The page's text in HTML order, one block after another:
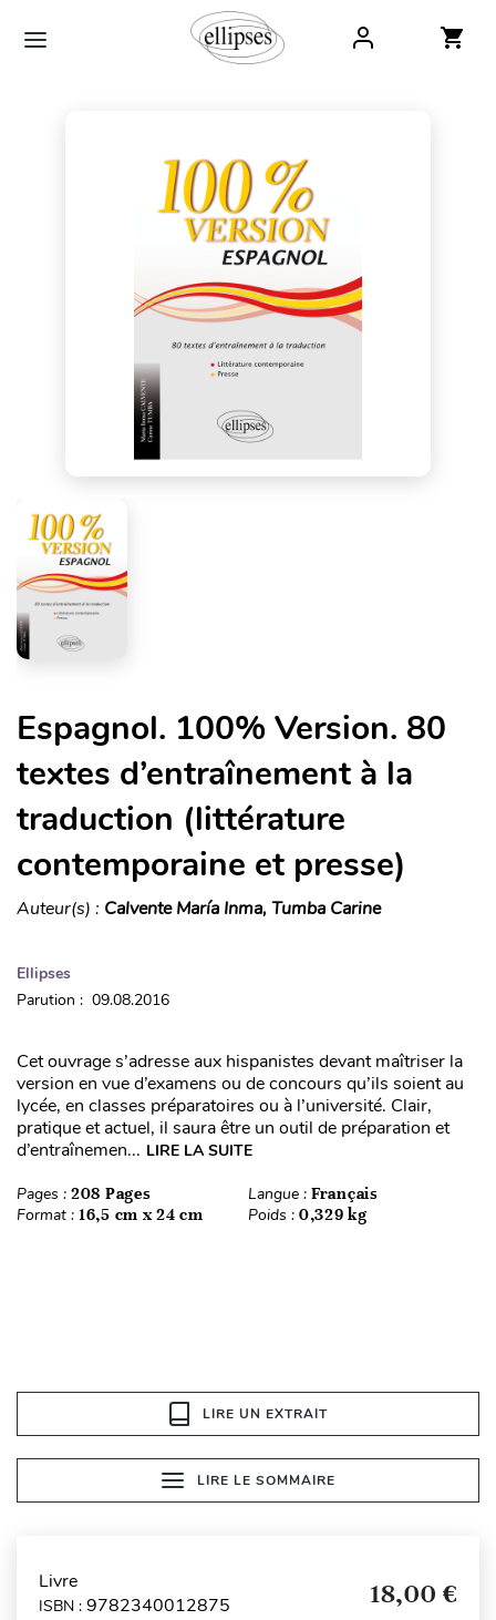
Espagnol. 100% Version. 80
textes d’entraînement à la
traduction (littérature
contemporaine et presse)
Auteur(s) : Calvente María Inma, Tumba Carine
Ellipses
Parution : 09.08.2016
Cet ouvrage s’adresse aux hispanistes devant maîtriser la
version en vue d’examens ou de concours qu’ils soient au
lycée, en classes préparatoires ou à l’université. Clair,
pratique et actuel, il saura être un outil de préparation et
d’entraînemen... LIRE LA SUITE
Pages : 208 Pages Langue : Français
Format : 16,5 cm x 24 cm Poids : 0,329 kg
LIRE UN EXTRAIT
LIRE LE SOMMAIRE
Livre
ISBN : 9782340012875 18,00 €